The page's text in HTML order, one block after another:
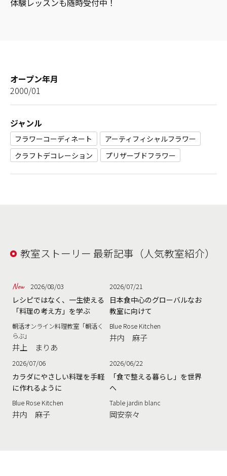
オープン年月
2000/01
ジャンル
フラワーコーディネート
アーティフィシャルフラワー
クラフトデコレーション
プリザーブドフラワー
教室ストーリー 最新記事（人気教室紹介）
2026/08/03
レシピではなく、一生使える
「料理の考え方」を学ぶ
朝活オンライン料理教室「朝活く
らぶ」
井上 まりあ
2026/07/21
日本食中心のグローバルなお
教室に向けて
Blue Rose Kitchen
井内 麻子
2026/07/06
カラダにやさしい料理を手軽
に作れるように
Blue Rose Kitchen
井内 麻子
2026/06/22
「食で整える暮らし」を世界
へ
Table jardin blanc
岡安奈々